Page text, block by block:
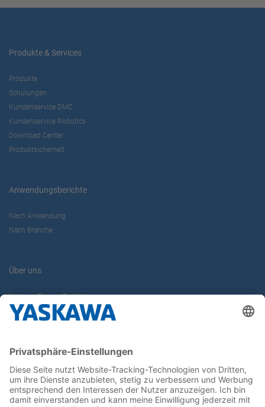
Produkte & Services
Produkte
Schulungen
Kundenservice DMC
Kundenservice Robotics
Download Center
Produktsicherheit
Anwendungsberichte
Nach Anwendung
Nach Branche
Über uns
Yaskawa Europe GmbH
Karriere
Newsletter